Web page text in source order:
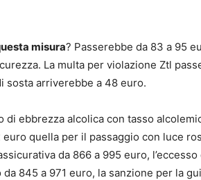
misura? Passerebbe da 83 a 95
La multa per violazione Ztl
sosta arriverebbe a 48 euro.
di ebbrezza alcolica con tasso
quella per il passaggio con luce
da 866 a 995 euro,
845 a 971 euro, la sanzione per la